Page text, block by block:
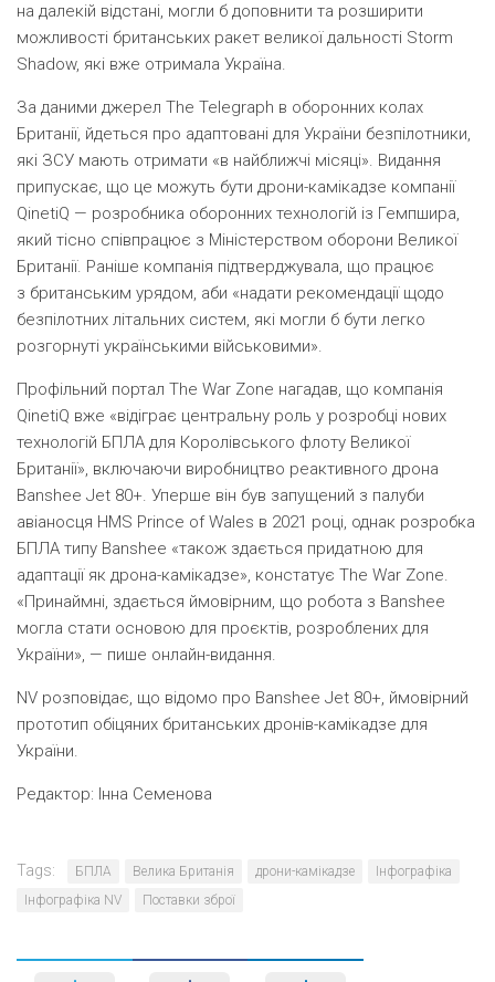
на далекій відстані, могли б доповнити та розширити
можливості британських ракет великої дальності Storm
Shadow, які вже отримала Україна.
За даними джерел The Telegraph в оборонних колах
Британії, йдеться про адаптовані для України безпілотники,
які ЗСУ мають отримати «в найближчі місяці». Видання
припускає, що це можуть бути дрони-камікадзе компанії
QinetiQ — розробника оборонних технологій із Гемпшира,
який тісно співпрацює з Міністерством оборони Великої
Британії. Раніше компанія підтверджувала, що працює
з британським урядом, аби «надати рекомендації щодо
безпілотних літальних систем, які могли б бути легко
розгорнуті українськими військовими».
Профільний портал The War Zone нагадав, що компанія
QinetiQ вже «відіграє центральну роль у розробці нових
технологій БПЛА для Королівського флоту Великої
Британії», включаючи виробництво реактивного дрона
Banshee Jet 80+. Уперше він був запущений з палуби
авіаносця HMS Prince of Wales в 2021 році, однак розробка
БПЛА типу Banshee «також здається придатною для
адаптації як дрона-камікадзе», констатує The War Zonе.
«Принаймні, здається ймовірним, що робота з Banshee
могла стати основою для проєктів, розроблених для
України», — пише онлайн-видання.
NV розповідає, що відомо про Banshee Jet 80+, ймовірний
прототип обіцяних британських дронів-камікадзе для
України.
Редактор: Інна Семенова
Tags: БПЛА Велика Британія дрони-камікадзе
Інфографіка
Інфографіка NV
Поставки зброї